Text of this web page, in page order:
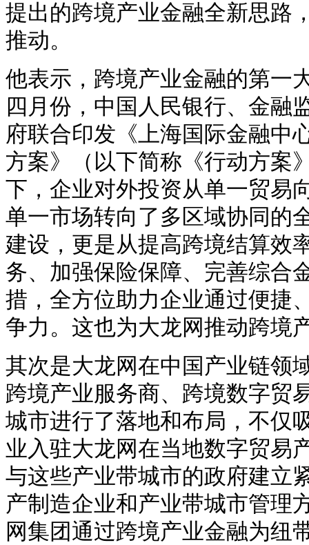
提出的跨境产业金融全新思路
推动。
他表示，跨境产业金融的第一
四月份，中国人民银行、金融
府联合印发《上海国际金融中
方案》（以下简称《行动方案
下，企业对外投资从单一贸易
单一市场转向了多区域协同的
建设，更是从提高跨境结算效
务、加强保险保障、完善综合
措，全方位助力企业通过便捷
争力。这也为大龙网推动跨境
其次是大龙网在中国产业链领
跨境产业服务商、跨境数字贸
城市进行了落地和布局，不仅
业入驻大龙网在当地数字贸易
与这些产业带城市的政府建立
产制造企业和产业带城市管理
网集团通过跨境产业金融为纽